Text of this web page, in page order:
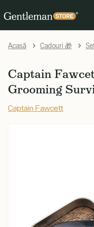
Acasă Cadouri 🎁
Captain
Grooming
Captain Fawcett